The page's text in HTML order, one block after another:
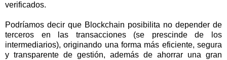
verificados.
Podríamos decir que Blockchain posibilita no depender de
terceros en las transacciones (se prescinde de los
intermediarios), originando una forma más eficiente, segura
y transparente de gestión, además de ahorrar una gran